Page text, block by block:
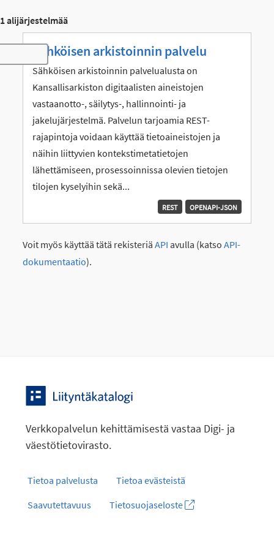
1 alijärjestelmää
Toggle navigation
Sähköisen arkistoinnin palvelu
Sähköisen arkistoinnin palvelualusta on
Kansallisarkiston digitaalisten aineistojen
vastaanotto-, säilytys-, hallinnointi- ja
jakelujärjestelmä. Palvelun tarjoamia REST-
rajapintoja voidaan käyttää tietoaineistojen ja
näihin liittyvien kontekstimetatietojen
lähettämiseen, prosessoinnissa olevien tietojen
tilojen kyselyihin sekä...
OPENAPI-JSON
REST
Voit myös käyttää tätä rekisteriä API avulla (katso API-
dokumentaatio).
Verkkopalvelun kehittämisestä vastaa Digi- ja
väestötietovirasto.
Tietoa palvelusta
Tietoa evästeistä
Saavutettavuus
Tietosuojaseloste